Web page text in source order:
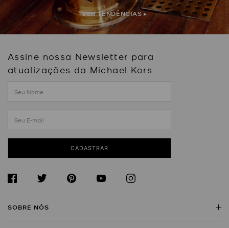
VER TENDÊNCIAS ▸
Assine nossa Newsletter para
atualizações da Michael Kors
CADASTRAR
SOBRE NÓS